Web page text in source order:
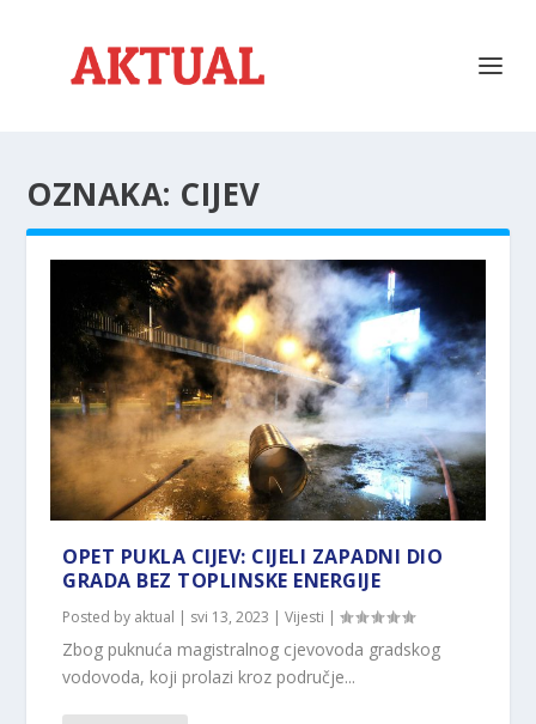
OZNAKA: CIJEV
OPET PUKLA CIJEV: CIJELI ZAPADNI DIO
GRADA BEZ TOPLINSKE ENERGIJE
Posted by aktual | svi 13, 2023 |Vijesti |
Zbog puknuća magistralnog cjevovoda gradskog
vodovoda, koji prolazi kroz područje...